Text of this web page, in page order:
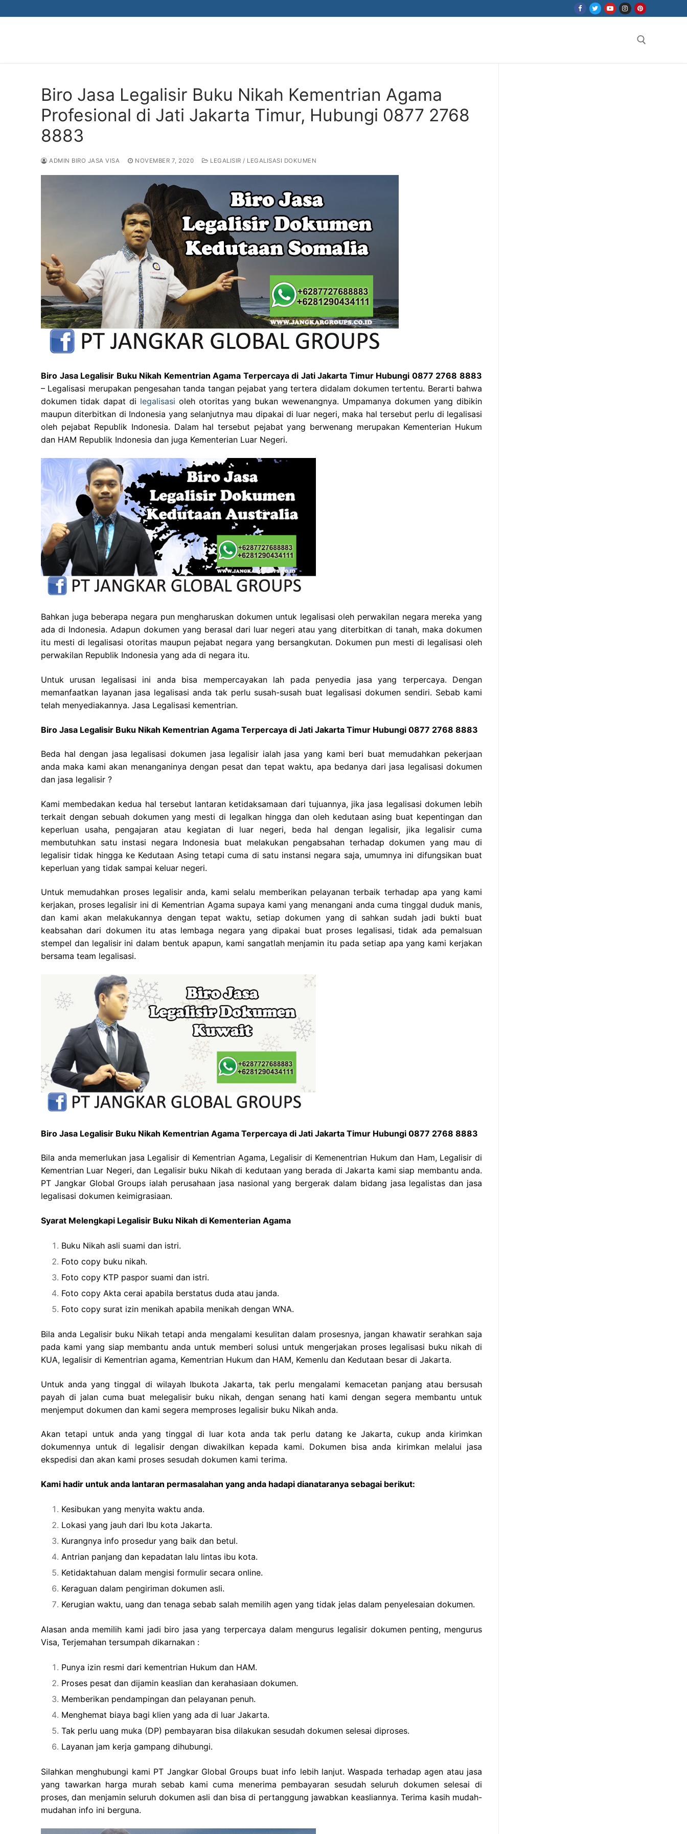
to
Biro Jasa Legalisir Buku Nikah Kementrian Agama
Profesional di Jati Jakarta Timur, Hubungi 0877 2768
8883
ADMIN BIRO JASA VISA NOVEMBER 7, 2020 LEGALISIR / LEGALISASI DOKUMEN
Biro Jasa Legalisir Buku Nikah Kementrian Agama Terpercaya di Jati Jakarta Timur Hubungi 0877 2768 8883
– Legalisasi merupakan pengesahan tanda tangan pejabat yang tertera didalam dokumen tertentu. Berarti bahwa
dokumen tidak dapat di legalisasi oleh otoritas yang bukan wewenangnya. Umpamanya dokumen yang dibikin
maupun diterbitkan di Indonesia yang selanjutnya mau dipakai di luar negeri, maka hal tersebut perlu di legalisasi
oleh pejabat Republik Indonesia. Dalam hal tersebut pejabat yang berwenang merupakan Kementerian Hukum
dan HAM Republik Indonesia dan juga Kementerian Luar Negeri.
Bahkan juga beberapa negara pun mengharuskan dokumen untuk legalisasi oleh perwakilan negara mereka yang
ada di Indonesia. Adapun dokumen yang berasal dari luar negeri atau yang diterbitkan di tanah, maka dokumen
itu mesti di legalisasi otoritas maupun pejabat negara yang bersangkutan. Dokumen pun mesti di legalisasi oleh
perwakilan Republik Indonesia yang ada di negara itu.
Untuk urusan legalisasi ini anda bisa mempercayakan lah pada penyedia jasa yang terpercaya. Dengan
memanfaatkan layanan jasa legalisasi anda tak perlu susah-susah buat legalisasi dokumen sendiri. Sebab kami
telah menyediakannya. Jasa Legalisasi kementrian.
Biro Jasa Legalisir Buku Nikah Kementrian Agama Terpercaya di Jati Jakarta Timur Hubungi 0877 2768 8883
Beda hal dengan jasa legalisasi dokumen jasa legalisir ialah jasa yang kami beri buat memudahkan pekerjaan
anda maka kami akan menanganinya dengan pesat dan tepat waktu, apa bedanya dari jasa legalisasi dokumen
dan jasa legalisir ?
Kami membedakan kedua hal tersebut lantaran ketidaksamaan dari tujuannya, jika jasa legalisasi dokumen lebih
terkait dengan sebuah dokumen yang mesti di legalkan hingga dan oleh kedutaan asing buat kepentingan dan
keperluan usaha, pengajaran atau kegiatan di luar negeri, beda hal dengan legalisir, jika legalisir cuma
membutuhkan satu instasi negara Indonesia buat melakukan pengabsahan terhadap dokumen yang mau di
legalisir tidak hingga ke Kedutaan Asing tetapi cuma di satu instansi negara saja, umumnya ini difungsikan buat
keperluan yang tidak sampai keluar negeri.
Untuk memudahkan proses legalisir anda, kami selalu memberikan pelayanan terbaik terhadap apa yang kami
kerjakan, proses legalisir ini di Kementrian Agama supaya kami yang menangani anda cuma tinggal duduk manis,
dan kami akan melakukannya dengan tepat waktu, setiap dokumen yang di sahkan sudah jadi bukti buat
keabsahan dari dokumen itu atas lembaga negara yang dipakai buat proses legalisasi, tidak ada pemalsuan
stempel dan legalisir ini dalam bentuk apapun, kami sangatlah menjamin itu pada setiap apa yang kami kerjakan
bersama team legalisasi.
Biro Jasa Legalisir Buku Nikah Kementrian Agama Terpercaya di Jati Jakarta Timur Hubungi 0877 2768 8883
Bila anda memerlukan jasa Legalisir di Kementrian Agama, Legalisir di Kemenentrian Hukum dan Ham, Legalisir di
Kementrian Luar Negeri, dan Legalisir buku Nikah di kedutaan yang berada di Jakarta kami siap membantu anda.
PT Jangkar Global Groups ialah perusahaan jasa nasional yang bergerak dalam bidang jasa legalistas dan jasa
legalisasi dokumen keimigrasiaan.
Syarat Melengkapi Legalisir Buku Nikah di Kementerian Agama
Buku Nikah asli suami dan istri.
Foto copy buku nikah.
Foto copy KTP paspor suami dan istri.
Foto copy Akta cerai apabila berstatus duda atau janda.
Foto copy surat izin menikah apabila menikah dengan WNA.
Bila anda Legalisir buku Nikah tetapi anda mengalami kesulitan dalam prosesnya, jangan khawatir serahkan saja
pada kami yang siap membantu anda untuk memberi solusi untuk mengerjakan proses legalisasi buku nikah di
KUA, legalisir di Kementrian agama, Kementrian Hukum dan HAM, Kemenlu dan Kedutaan besar di Jakarta.
Untuk anda yang tinggal di wilayah Ibukota Jakarta, tak perlu mengalami kemacetan panjang atau bersusah
payah di jalan cuma buat melegalisir buku nikah, dengan senang hati kami dengan segera membantu untuk
menjemput dokumen dan kami segera memproses legalisir buku Nikah anda.
Akan tetapi untuk anda yang tinggal di luar kota anda tak perlu datang ke Jakarta, cukup anda kirimkan
dokumennya untuk di legalisir dengan diwakilkan kepada kami. Dokumen bisa anda kirimkan melalui jasa
ekspedisi dan akan kami proses sesudah dokumen kami terima.
Kami hadir untuk anda lantaran permasalahan yang anda hadapi dianataranya sebagai berikut:
Kesibukan yang menyita waktu anda.
Lokasi yang jauh dari Ibu kota Jakarta.
Kurangnya info prosedur yang baik dan betul.
Antrian panjang dan kepadatan lalu lintas ibu kota.
Ketidaktahuan dalam mengisi formulir secara online.
Keraguan dalam pengiriman dokumen asli.
Kerugian waktu, uang dan tenaga sebab salah memilih agen yang tidak jelas dalam penyelesaian dokumen.
Alasan anda memilih kami jadi biro jasa yang terpercaya dalam mengurus legalisir dokumen penting, mengurus
Visa, Terjemahan tersumpah dikarnakan :
Punya izin resmi dari kementrian Hukum dan HAM.
Proses pesat dan dijamin keaslian dan kerahasiaan dokumen.
Memberikan pendampingan dan pelayanan penuh.
Menghemat biaya bagi klien yang ada di luar Jakarta.
Tak perlu uang muka (DP) pembayaran bisa dilakukan sesudah dokumen selesai diproses.
Layanan jam kerja gampang dihubungi.
Silahkan menghubungi kami PT Jangkar Global Groups buat info lebih lanjut. Waspada terhadap agen atau jasa
yang tawarkan harga murah sebab kami cuma menerima pembayaran sesudah seluruh dokumen selesai di
proses, dan menjamin seluruh dokumen asli dan bisa di pertanggung jawabkan keasliannya. Terima kasih mudah-
mudahan info ini berguna.